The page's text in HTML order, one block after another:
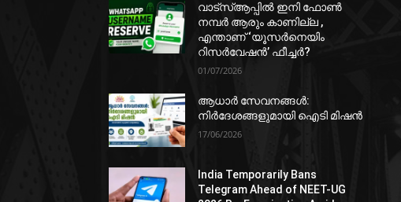
വാട്‌സ്ആപ്പിൽ ഇനി ഫോൺ
നമ്പർ ആരും കാണില്ല ,
എന്താണ് ‘യൂസർനെയിം
റിസർവേഷൻ’ ഫീച്ചർ?
01/07/2026
ആധാർ സേവനങ്ങൾ:
നിർദേശങ്ങളുമായി ഐടി മിഷൻ
17/06/2026
India Temporarily Bans
Telegram Ahead of NEET-UG